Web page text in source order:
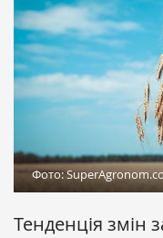
Фото:
Тенденція змін